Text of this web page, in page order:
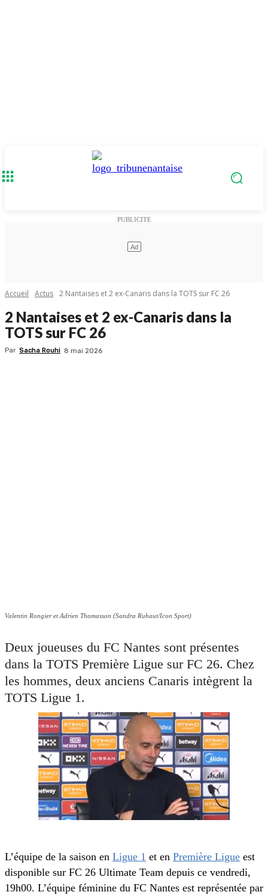
Accueil Actus 2 Nantaises et 2 ex-Canaris dans la TOTS sur FC 26
2 Nantaises et 2 ex-Canaris dans la
TOTS sur FC 26
Par Sacha Rouhi 8 mai 2026
Valentin Rongier et Adrien Thomasson (Sandra Ruhaut/Icon Sport)
Deux joueuses du FC Nantes sont présentes
dans la TOTS Première Ligue sur FC 26. Chez
les hommes, deux anciens Canaris intègrent la
TOTS Ligue 1.
L’équipe de la saison en Ligue 1 et en Première Ligue est
disponible sur FC 26 Ultimate Team depuis ce vendredi,
19h00. L’équipe féminine du FC Nantes est représentée par